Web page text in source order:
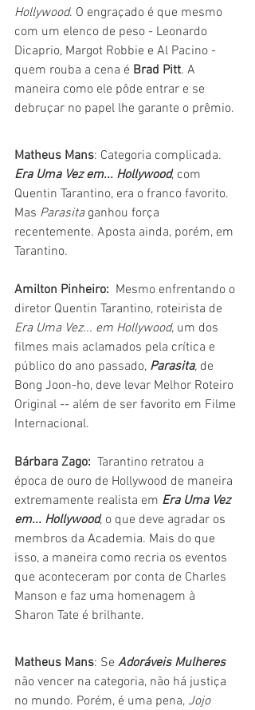
Hollywood. O engraçado é que mesmo
com um elenco de peso - Leonardo
Dicaprio, Margot Robbie e Al Pacino -
quem rouba a cena é Brad Pitt. A
maneira como ele pôde entrar e se
debruçar no papel lhe garante o prêmio.
Matheus Mans: Categoria complicada.
Era Uma Vez em... Hollywood, com
Quentin Tarantino, era o franco favorito.
Mas Parasita ganhou força
recentemente. Aposta ainda, porém, em
Tarantino.
Amilton Pinheiro:
  Mesmo enfrentando o
diretor Quentin Tarantino, roteirista de
Era Uma Vez... em Hollywood, um dos
filmes mais aclamados pela crítica e
público do ano passado, Parasita, de
Bong Joon-ho, deve levar Melhor Roteiro
Original -- além de ser favorito em Filme
Internacional.
Bárbara Zago: Tarantino retratou a
época de ouro de Hollywood de maneira
extremamente realista em Era Uma Vez
em... Hollywood, o que deve agradar os
membros da Academia. Mais do que
isso, a maneira como recria os eventos
que aconteceram por conta de Charles
Manson e faz uma homenagem à
Sharon Tate é brilhante.
Matheus Mans: Se Adoráveis Mulheres
não vencer na categoria, não há justiça
no mundo. Porém, é uma pena, Jojo